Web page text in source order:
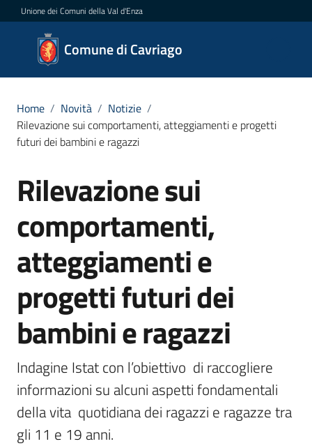
Vai al contenuto
Vai alla navigazione
Vai al footer
Unione dei Comuni della Val d'Enza
Comune di Cavriago
Comune
di
Amministrazione
Novità
Menu selezionato
Servizi
Vivere
C
a
r
i
Home / Novità / Notizie /
Rilevazione sui comportamenti, atteggiamenti e progetti
futuri dei bambini e ragazzi
Salta al contenuto
Rilevazione sui
comportamenti,
atteggiamenti e
progetti futuri dei
bambini e ragazzi
Indagine Istat con l’obiettivo  di raccogliere
informazioni su alcuni aspetti fondamentali
della vita  quotidiana dei ragazzi e ragazze tra
gli 11 e 19 anni.